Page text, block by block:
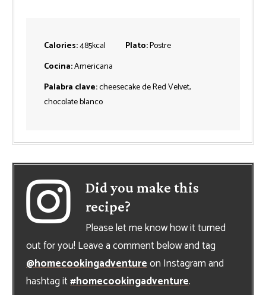
Calories:485kcal Plato:Postre
Cocina:Americana
Palabra clave:cheesecake de Red Velvet,
chocolate blanco
Did you make this
recipe?
Please let me know how it turned
out for you! Leave a comment below and tag
@homecookingadventureon Instagram and
hashtag it#homecookingadventure.